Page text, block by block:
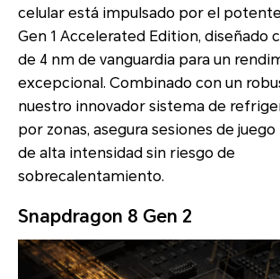
celular está impulsado por el
Gen 1 Accelerated Edition, diseñado
de 4 nm de vanguardia para un
excepcional. Combinado con un
nuestro innovador sistema de
por zonas, asegura sesiones de
de alta intensidad sin riesgo de
sobrecalentamiento.
Snapdragon 8 Gen 2